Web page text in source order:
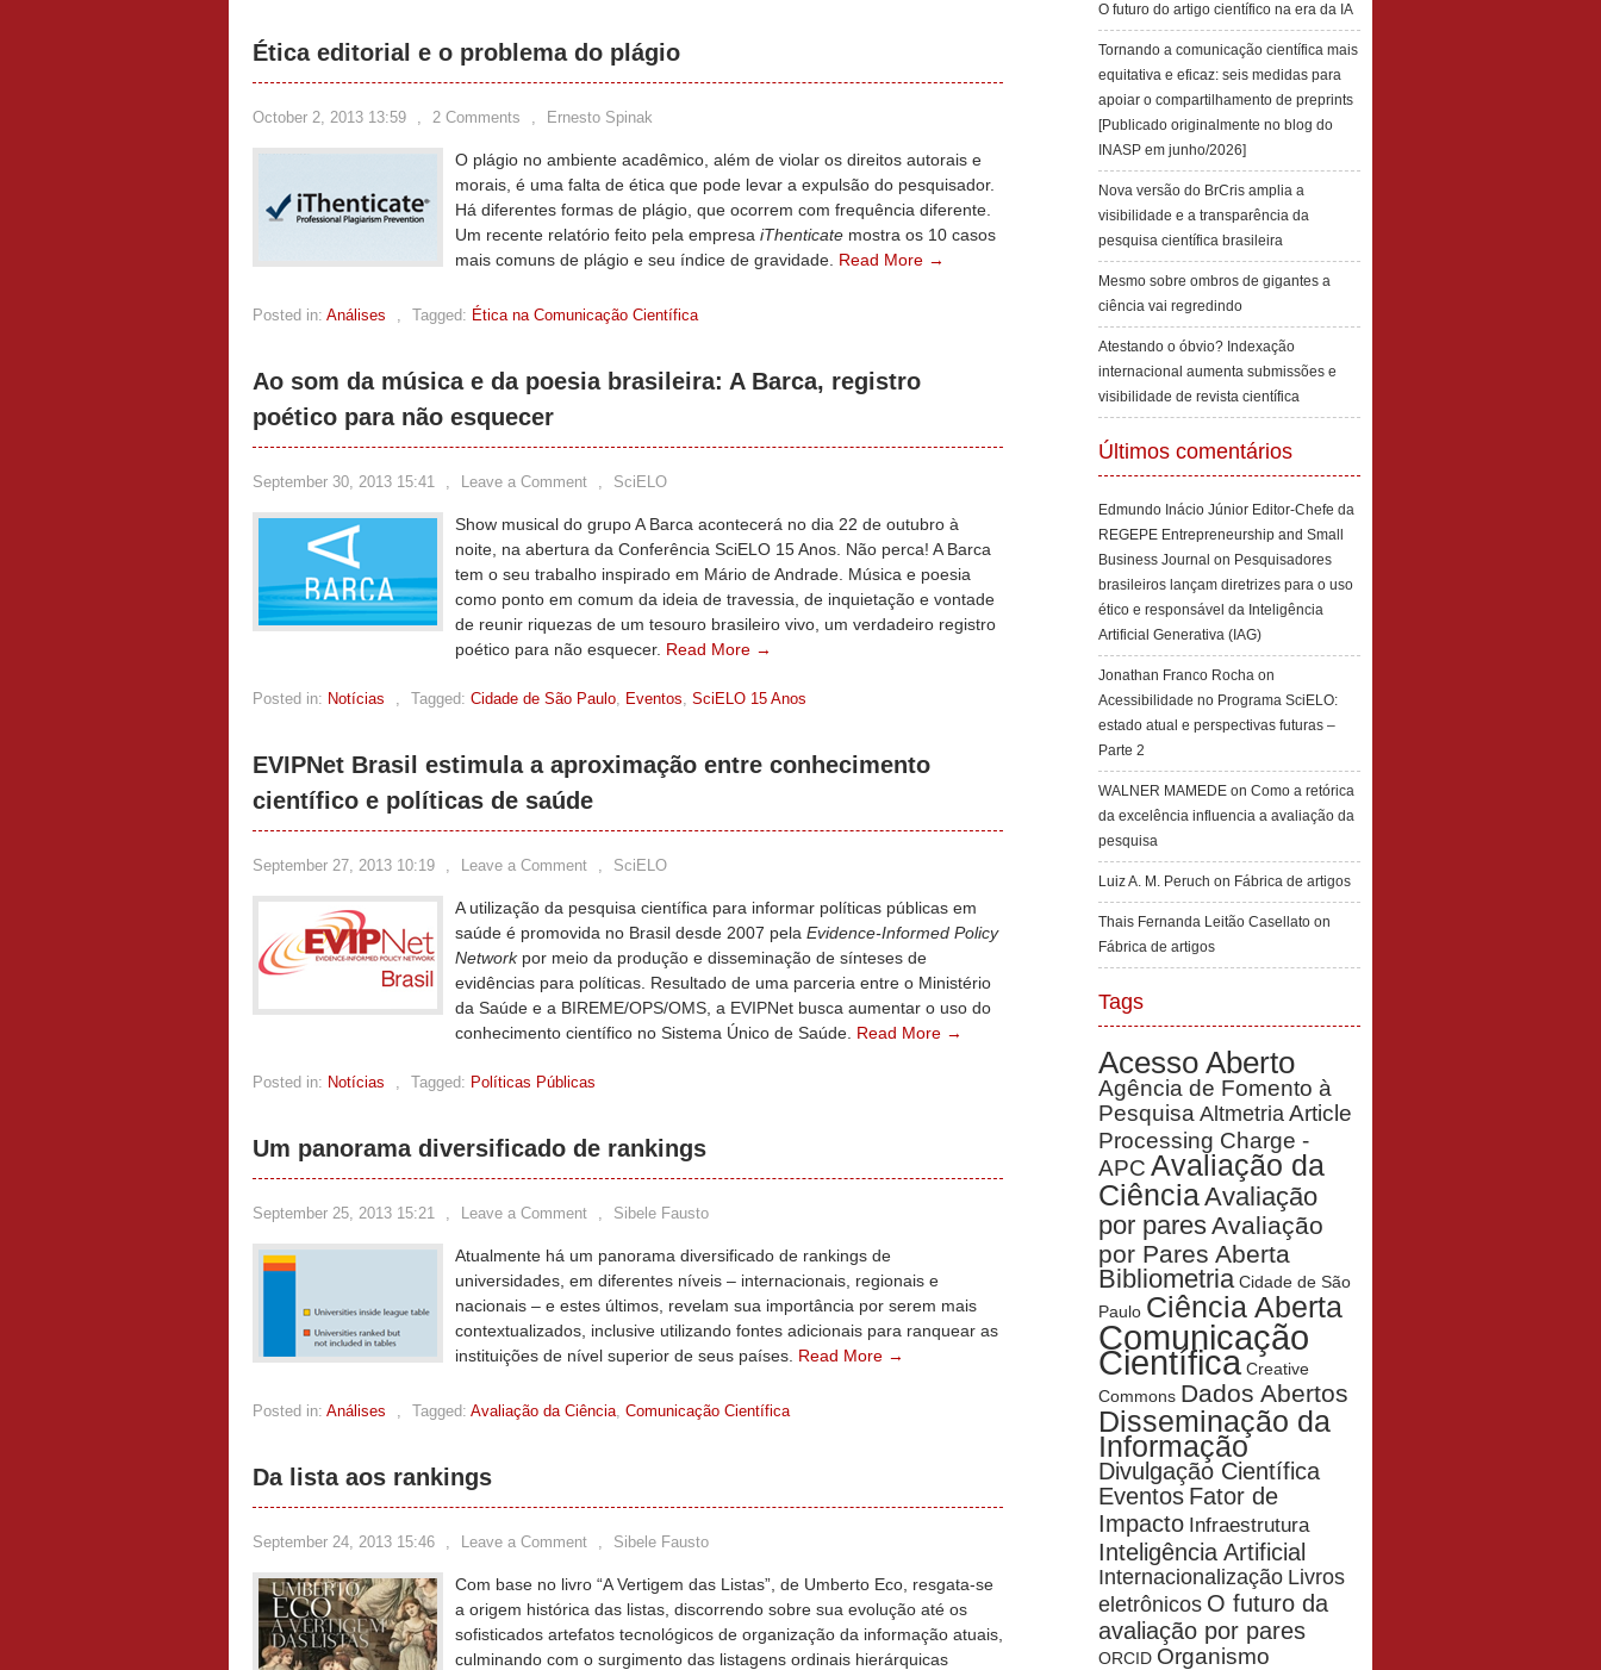
Ética editorial e o problema do plágio
October 2, 2013 13:59 , 2 Comments , Ernesto Spinak
O plágio no ambiente acadêmico, além de violar os direitos autorais e
morais, é uma falta de ética que pode levar a expulsão do pesquisador.
Há diferentes formas de plágio, que ocorrem com frequência diferente.
Um recente relatório feito pela empresa iThenticate mostra os 10 casos
mais comuns de plágio e seu índice de gravidade. Read More →
Posted in: Análises , Tagged: Ética na Comunicação Científica
Ao som da música e da poesia brasileira: A Barca, registro
poético para não esquecer
September 30, 2013 15:41 , Leave a Comment , SciELO
Show musical do grupo A Barca acontecerá no dia 22 de outubro à
noite, na abertura da Conferência SciELO 15 Anos. Não perca! A Barca
tem o seu trabalho inspirado em Mário de Andrade. Música e poesia
como ponto em comum da ideia de travessia, de inquietação e vontade
de reunir riquezas de um tesouro brasileiro vivo, um verdadeiro registro
poético para não esquecer. Read More →
Posted in: Notícias , Tagged: Cidade de São Paulo, Eventos, SciELO 15 Anos
EVIPNet Brasil estimula a aproximação entre conhecimento
científico e políticas de saúde
September 27, 2013 10:19 , Leave a Comment , SciELO
A utilização da pesquisa científica para informar políticas públicas em
saúde é promovida no Brasil desde 2007 pela Evidence-Informed Policy
Networkpor meio da produção e disseminação de sínteses de
evidências para políticas. Resultado de uma parceria entre o Ministério
da Saúde e a BIREME/OPS/OMS, a EVIPNet busca aumentar o uso do
conhecimento científico no Sistema Único de Saúde. Read More →
Posted in: Notícias , Tagged: Políticas Públicas
Um panorama diversificado de rankings
September 25, 2013 15:21 , Leave a Comment , Sibele Fausto
Atualmente há um panorama diversificado de rankings de
universidades, em diferentes níveis – internacionais, regionais e
nacionais – e estes últimos, revelam sua importância por serem mais
contextualizados, inclusive utilizando fontes adicionais para ranquear as
instituições de nível superior de seus países. Read More →
Posted in: Análises , Tagged: Avaliação da Ciência, Comunicação Científica
Da lista aos rankings
September 24, 2013 15:46 , Leave a Comment , Sibele Fausto
Com base no livro “A Vertigem das Listas”, de Umberto Eco, resgata-se
a origem histórica das listas, discorrendo sobre sua evolução até os
sofisticados artefatos tecnológicos de organização da informação atuais,
culminando com o surgimento das listagens ordinais hierárquicas
O futuro do artigo científico na era da IA
Tornando a comunicação científica mais
equitativa e eficaz: seis medidas para
apoiar o compartilhamento de preprints
[Publicado originalmente no blog do
INASP em junho/2026]
Nova versão do BrCris amplia a
visibilidade e a transparência da
pesquisa científica brasileira
Mesmo sobre ombros de gigantes a
ciência vai regredindo
Atestando o óbvio? Indexação
internacional aumenta submissões e
visibilidade de revista científica
Últimos comentários
Edmundo Inácio Júnior Editor-Chefe da
REGEPE Entrepreneurship and Small
Business Journal on Pesquisadores
brasileiros lançam diretrizes para o uso
ético e responsável da Inteligência
Artificial Generativa (IAG)
Jonathan Franco Rocha on
Acessibilidade no Programa SciELO:
estado atual e perspectivas futuras –
Parte 2
WALNER MAMEDE on Como a retórica
da excelência influencia a avaliação da
pesquisa
Luiz A. M. Peruch on Fábrica de artigos
Thais Fernanda Leitão Casellato on
Fábrica de artigos
Tags
Acesso Aberto
Agência de Fomento à
Pesquisa Altmetria Article
Processing Charge -
APC Avaliação da
CiênciaAvaliação
por paresAvaliação
por Pares Aberta
Bibliometria Cidade de São
Paulo Ciência Aberta
Comunicação
Científica Creative
Commons Dados Abertos
Disseminação da
Informação
Divulgação Científica
Eventos Fator de
Impacto Infraestrutura
Inteligência Artificial
Internacionalização Livros
eletrônicos O futuro da
avaliação por pares
ORCID Organismo